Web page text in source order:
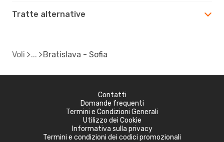
Tratte alternative
Voli Bratislava - Sofia
Contatti
Domande frequenti
Termini e Condizioni Generali
Utilizzo dei Cookie
Informativa sulla privacy
Termini e condizioni dei codici promozionali